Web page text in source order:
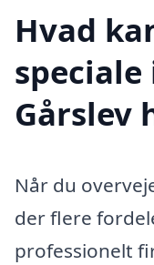
Hvad
Gårslev
Når du
der flere
professionelt